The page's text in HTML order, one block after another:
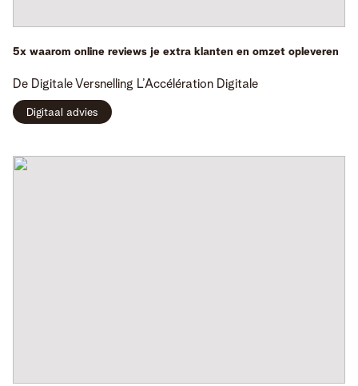
5x waarom online reviews je extra klanten en omzet opleveren
De Digitale Versnelling L’Accélération Digitale
Digitaal advies